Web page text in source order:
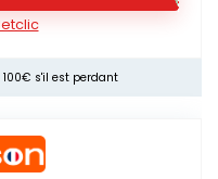
100€ s'il est perdant